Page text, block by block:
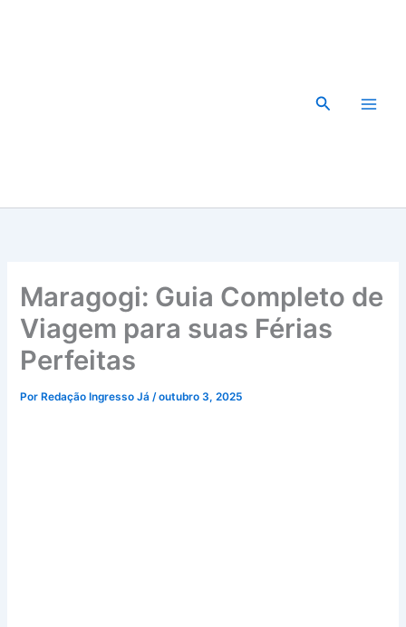
Pesquisar
Maragogi: Guia Completo de
Viagem para suas Férias
Perfeitas
Por Redação Ingresso Já/outubro 3, 2025